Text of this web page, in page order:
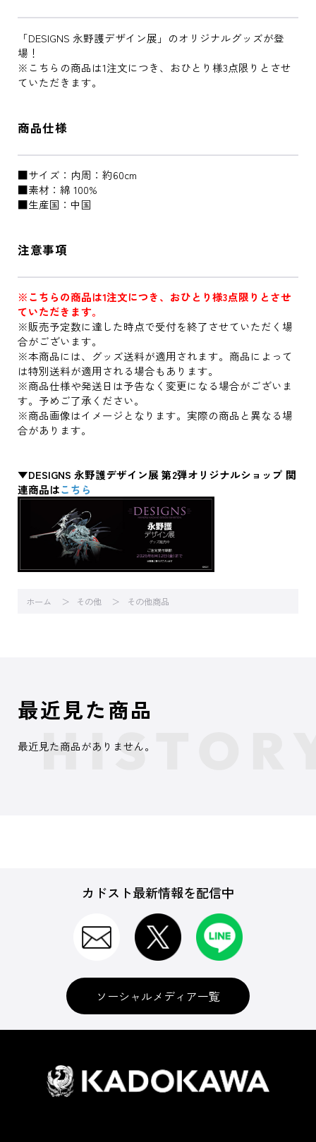
「DESIGNS 永野護デザイン展」のオリジナルグッズが登
場！
※こちらの商品は1注文につき、おひとり様3点限りとさせ
ていただきます。
商品仕様
■サイズ：内周：約60cm
■素材：綿 100%
■生産国：中国
注意事項
※こちらの商品は1注文につき、おひとり様3点限りとさせ
ていただきます。
※販売予定数に達した時点で受付を終了させていただく場
合がございます。
※本商品には、グッズ送料が適用されます。商品によって
は特別送料が適用される場合もあります。
※商品仕様や発送日は予告なく変更になる場合がございま
す。予めご了承ください。
※商品画像はイメージとなります。実際の商品と異なる場
合があります。
▼DESIGNS 永野護デザイン展 第2弾オリジナルショップ 関
連商品はこちら
ホーム その他 その他商品
最近見た商品
最近見た商品がありません。
カドスト最新情報を配信中
ソーシャルメディア一覧